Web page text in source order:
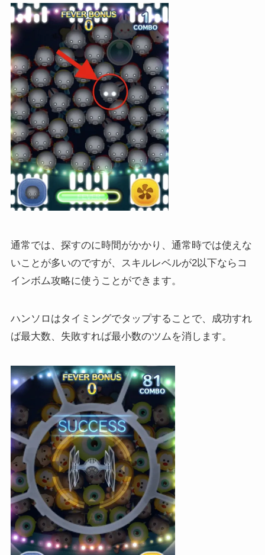
通常では、探すのに時間がかかり、通常時では使えな
いことが多いのですが、スキルレベルが2以下ならコ
インボム攻略に使うことができます。
ハンソロはタイミングでタップすることで、成功すれ
ば最大数、失敗すれば最小数のツムを消します。